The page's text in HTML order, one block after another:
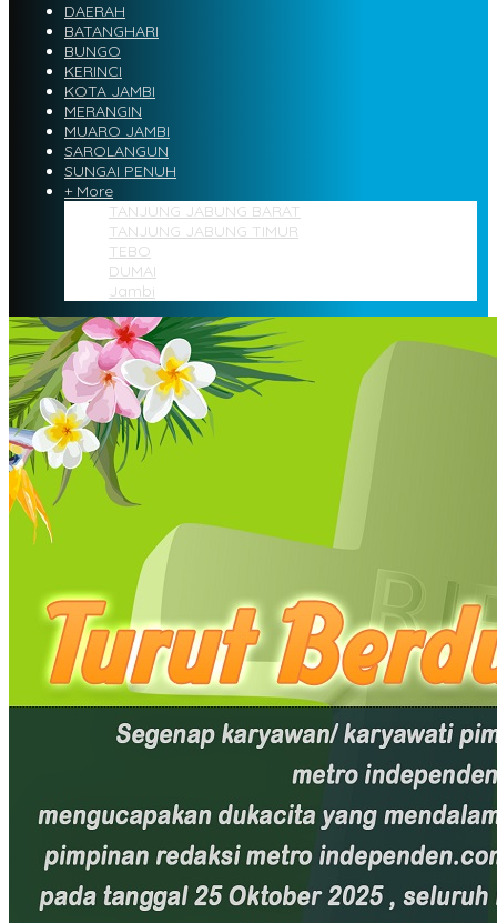
DAERAH
BATANGHARI
BUNGO
KERINCI
KOTA JAMBI
MERANGIN
MUARO JAMBI
SAROLANGUN
SUNGAI PENUH
+ More
TANJUNG JABUNG BARAT
TANJUNG JABUNG TIMUR
TEBO
DUMAI
Jambi